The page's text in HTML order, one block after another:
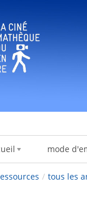
mode
/ tous les